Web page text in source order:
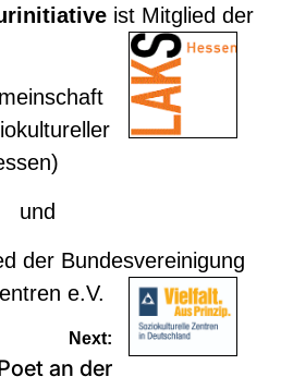
ist Mitglied der
und
der Bundesvereinigung
e.V.
Next:
an der